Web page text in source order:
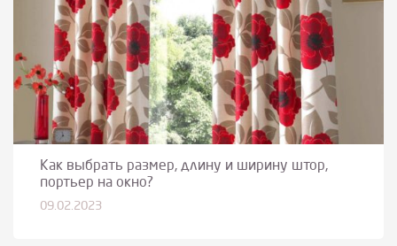
Как выбрать размер, длину и ширину штор,
портьер на окно?
09.02.2023